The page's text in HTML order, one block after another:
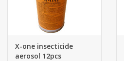
X-one insecticide
aerosol 12pcs